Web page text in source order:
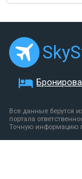
Все данные берутся
портала
Точную информацию